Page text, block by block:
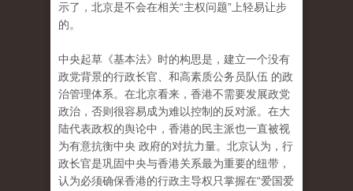
示了，北京是不会在相关“主权问题”上轻易让步
的。
中央起草《基本法》时的构思是，建立一个没有
政党背景的行政长官、和高素质公务员队伍 的政
治管理体系。在北京看来，香港不需要发展政党
政治，否则很容易成为难以控制的反对派。在大
陆代表政权的舆论中，香港的民主派也一直被视
为有意抗衡中央 政府的对抗力量。北京认为，行
政长官是巩固中央与香港关系最为重要的纽带，
认为必须确保香港的行政主导权只掌握在“爱国爱